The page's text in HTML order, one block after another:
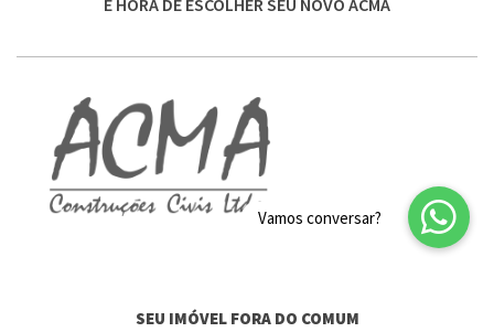
SEU IMÓVEL FORA DO COMUM